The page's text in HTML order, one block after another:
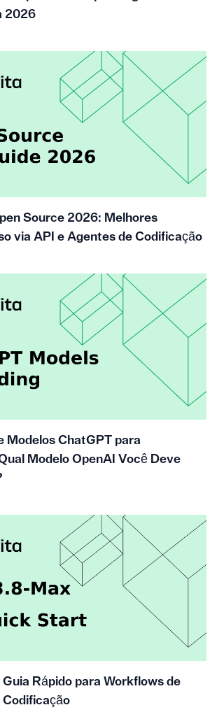
2026
Source 2026: Melhores
via API e Agentes de Codificação
Modelos ChatGPT para
Modelo OpenAI Você Deve
Rápido para Workflows de